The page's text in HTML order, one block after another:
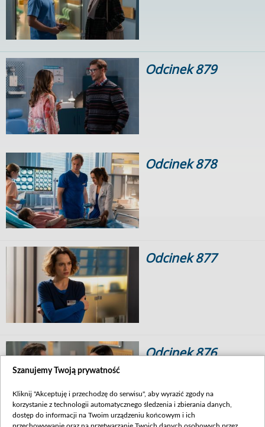
Odcinek 879
Odcinek 878
Odcinek 877
Odcinek 876
Szanujemy Twoją prywatność
Kliknij "Akceptuję i przechodzę do serwisu", aby wyrazić zgody na
korzystanie z technologii automatycznego śledzenia i zbierania danych,
dostęp do informacji na Twoim urządzeniu końcowym i ich